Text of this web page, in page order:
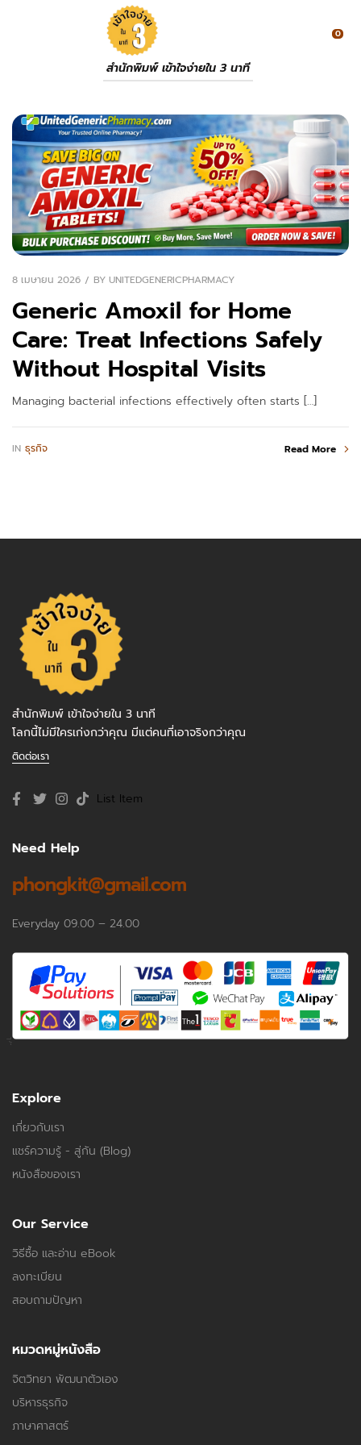
สำนักพิมพ์ เข้าใจง่ายใน 3 นาที
0
8 เมษายน 2026 BY UNITEDGENERICPHARMACY
Generic Amoxil for Home
Care: Treat Infections Safely
Without Hospital Visits
Managing bacterial infections effectively often starts […]
IN ธุรกิจ Read More
สำนักพิมพ์ เข้าใจง่ายใน 3 นาที
โลกนี้ไม่มีใครเก่งกว่าคุณ มีแต่คนที่เอาจริงกว่าคุณ
ติดต่อเรา
List Item
Need Help
phongkit@gmail.com
Everyday 09.00 – 24.00
Explore
เกี่ยวกับเรา
แชร์ความรู้ - สู่กัน (Blog)
หนังสือของเรา
Our Service
วิธีซื้อ และอ่าน eBook
ลงทะเบียน
สอบถามปัญหา
หมวดหมู่หนังสือ
จิตวิทยา พัฒนาตัวเอง
บริหารธุรกิจ
ภาษาศาสตร์